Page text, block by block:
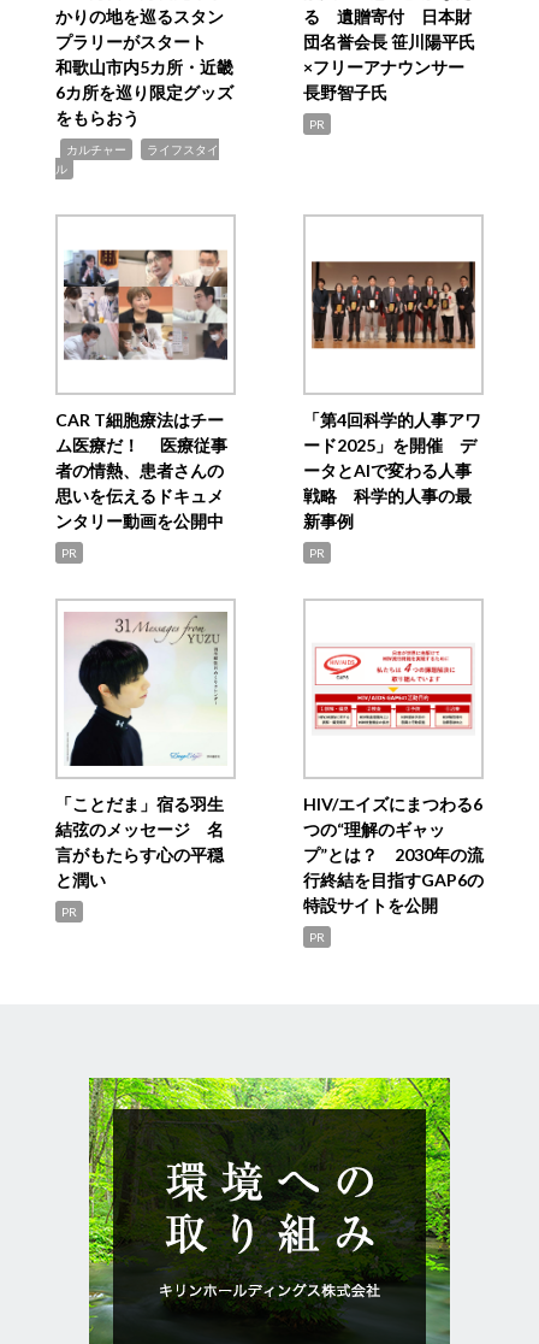
かりの地を巡るスタン
プラリーがスタート
和歌山市内5カ所・近畿
6カ所を巡り限定グッズ
をもらおう
カルチャー
ライフスタイ
ル
る 遺贈寄付 日本財
団名誉会長 笹川陽平氏
×フリーアナウンサー
長野智子氏
PR
CAR T細胞療法はチー
ム医療だ！ 医療従事
者の情熱、患者さんの
思いを伝えるドキュメ
ンタリー動画を公開中
PR
「第4回科学的人事アワ
ード2025」を開催 デ
ータとAIで変わる人事
戦略 科学的人事の最
新事例
PR
「ことだま」宿る羽生
結弦のメッセージ 名
言がもたらす心の平穏
と潤い
PR
HIV/エイズにまつわる6
つの“理解のギャッ
プ”とは？ 2030年の流
行終結を目指すGAP6の
特設サイトを公開
PR